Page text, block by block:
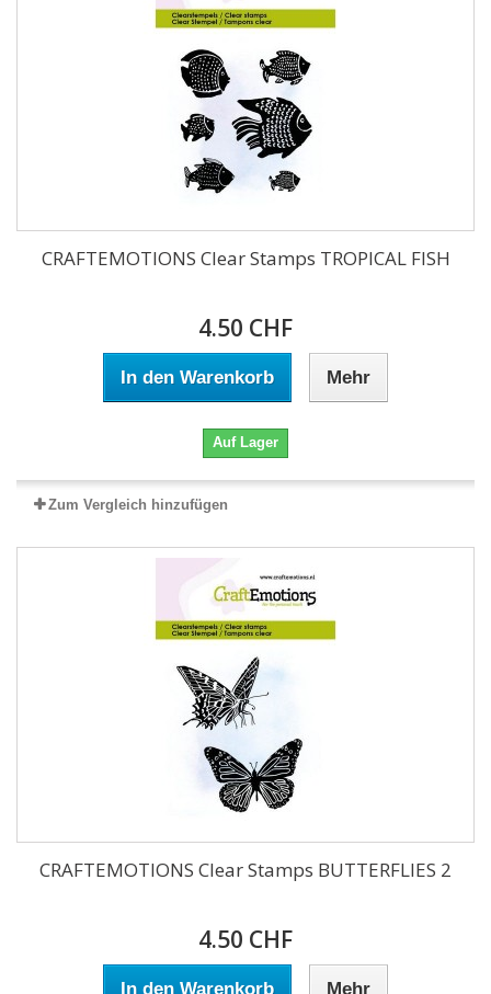
CRAFTEMOTIONS Clear Stamps TROPICAL FISH
4.50 CHF
In den Warenkorb Mehr
Auf Lager
Zum Vergleich hinzufügen
CRAFTEMOTIONS Clear Stamps BUTTERFLIES 2
4.50 CHF
In den Warenkorb Mehr